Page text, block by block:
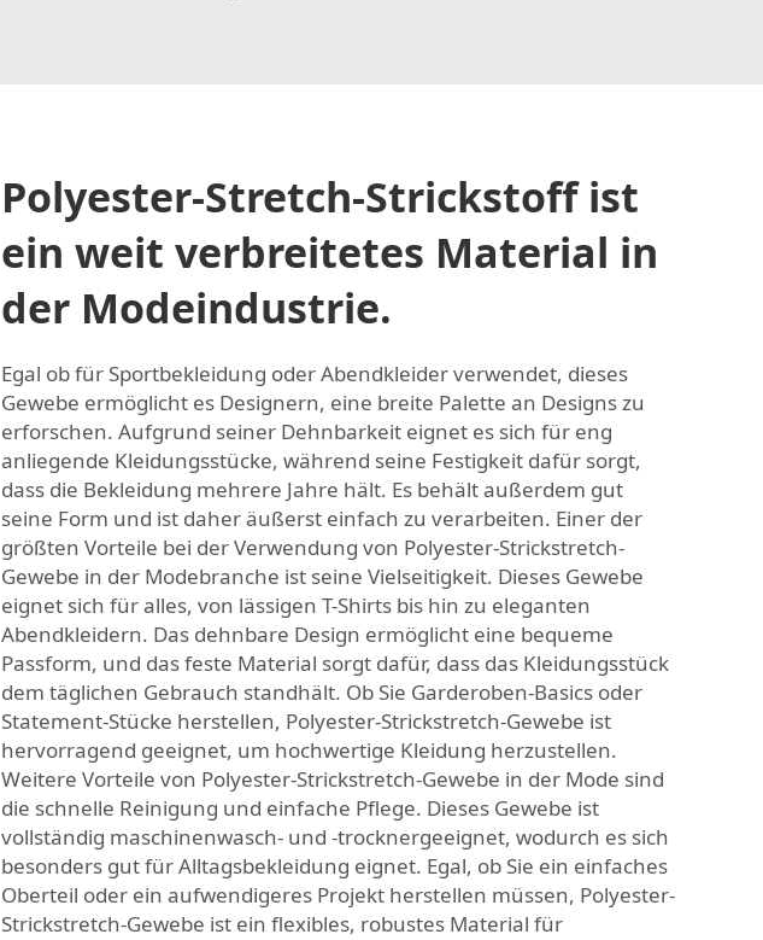
Polyester-Stretch-Strickstoff ist
ein weit verbreitetes Material in
der Modeindustrie.
Egal ob für Sportbekleidung oder Abendkleider verwendet, dieses
Gewebe ermöglicht es Designern, eine breite Palette an Designs zu
erforschen. Aufgrund seiner Dehnbarkeit eignet es sich für eng
anliegende Kleidungsstücke, während seine Festigkeit dafür sorgt,
dass die Bekleidung mehrere Jahre hält. Es behält außerdem gut
seine Form und ist daher äußerst einfach zu verarbeiten. Einer der
größten Vorteile bei der Verwendung von Polyester-Strickstretch-
Gewebe in der Modebranche ist seine Vielseitigkeit. Dieses Gewebe
eignet sich für alles, von lässigen T-Shirts bis hin zu eleganten
Abendkleidern. Das dehnbare Design ermöglicht eine bequeme
Passform, und das feste Material sorgt dafür, dass das Kleidungsstück
dem täglichen Gebrauch standhält. Ob Sie Garderoben-Basics oder
Statement-Stücke herstellen, Polyester-Strickstretch-Gewebe ist
hervorragend geeignet, um hochwertige Kleidung herzustellen.
Weitere Vorteile von Polyester-Strickstretch-Gewebe in der Mode sind
die schnelle Reinigung und einfache Pflege. Dieses Gewebe ist
vollständig maschinenwasch- und -trocknergeeignet, wodurch es sich
besonders gut für Alltagsbekleidung eignet. Egal, ob Sie ein einfaches
Oberteil oder ein aufwendigeres Projekt herstellen müssen, Polyester-
Strickstretch-Gewebe ist ein flexibles, robustes Material für